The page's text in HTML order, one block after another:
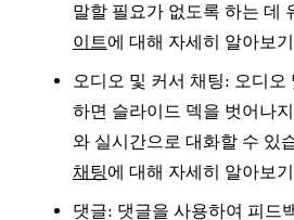
말할 필요가 없도록 하는 데
이트에 대해 자세히 알아보
오디오 및 커서 채팅: 오디오
하면 슬라이드 덱을 벗어나
와 실시간으로 대화할 수 있
채팅에 대해 자세히 알아보
댓글: 댓글을 사용하여 피드